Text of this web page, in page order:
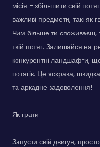
місія - збільшити свій
важливі предмети, такі як
Чим більше ти споживаєш,
твій потяг. Залишайся на
конкурентні ландшафти,
потягів. Це яскрава,
та аркадне задоволення!
Як грати
Запусти свій двигун,